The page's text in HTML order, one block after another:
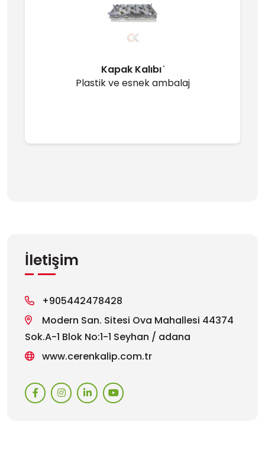
Kapak Kalıbı ̇
Plastik ve esnek ambalaj
İletişim
+905442478428
Modern San. Sitesi Ova Mahallesi 44374
Sok.A-1 Blok No:1-1 Seyhan / adana
www.cerenkalip.com.tr